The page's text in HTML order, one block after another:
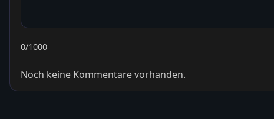
0/1000
Noch keine Kommentare vorhanden.